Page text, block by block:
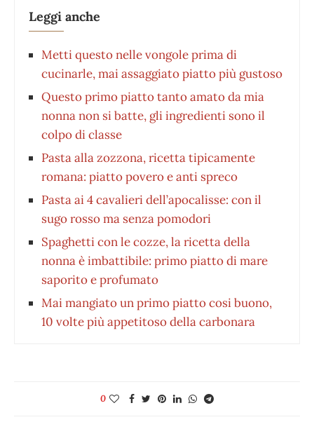
Leggi anche
Metti questo nelle vongole prima di
cucinarle, mai assaggiato piatto più gustoso
Questo primo piatto tanto amato da mia
nonna non si batte, gli ingredienti sono il
colpo di classe
Pasta alla zozzona, ricetta tipicamente
romana: piatto povero e anti spreco
Pasta ai 4 cavalieri dell’apocalisse: con il
sugo rosso ma senza pomodori
Spaghetti con le cozze, la ricetta della
nonna è imbattibile: primo piatto di mare
saporito e profumato
Mai mangiato un primo piatto cosi buono,
10 volte più appetitoso della carbonara
0